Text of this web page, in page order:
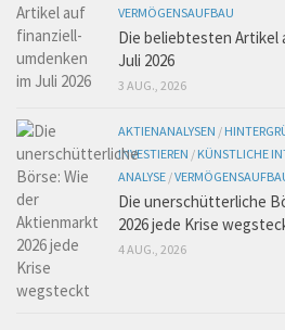
VERMÖGENSAUFBAU
Die beliebtesten Artikel
Juli 2026
3 AUG., 2026
AKTIENANALYSEN /
INVESTIEREN / KÜNSTLICHE
ANALYSE /
Die unerschütterliche
2026 jede Krise
4 AUG., 2026